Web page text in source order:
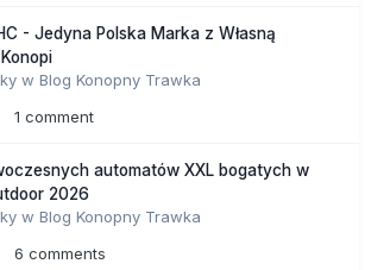
- Jedyna Polska Marka z Własną
w Blog Konopny Trawka
1 comment
automatów XXL bogatych w
2026
w Blog Konopny Trawka
6 comments